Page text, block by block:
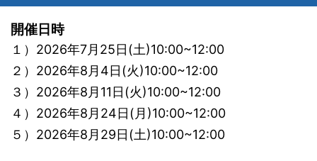
開催日時
１）2026年7月25日(土)10:00~12:00
２）2026年8月4日(火)10:00~12:00
３）2026年8月11日(火)10:00~12:00
４）2026年8月24日(月)10:00~12:00
５）2026年8月29日(土)10:00~12:00